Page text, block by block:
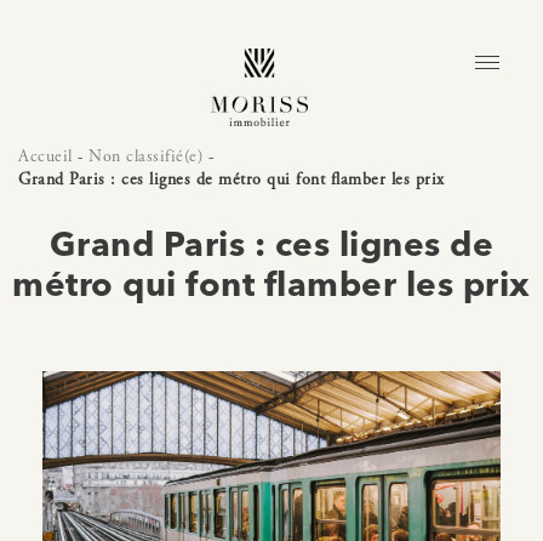
Accueil - Non classifié(e) -
Grand Paris : ces lignes de métro qui font flamber les prix
Grand Paris : ces lignes de
métro qui font flamber les prix